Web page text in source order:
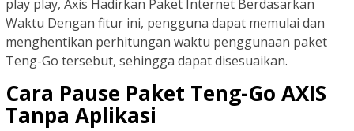
play play, Axis Hadirkan Paket Internet Berdasarkan
Waktu Dengan fitur ini, pengguna dapat memulai dan
menghentikan perhitungan waktu penggunaan paket
Teng-Go tersebut, sehingga dapat disesuaikan.
Cara Pause Paket Teng-Go AXIS
Tanpa Aplikasi